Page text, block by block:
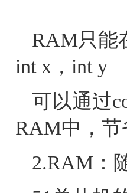
RAM只能
int x，int y
可以通过
RAM中，
2.RAM：